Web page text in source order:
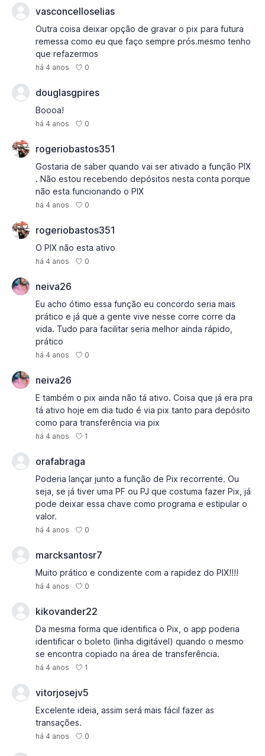
vasconcelloselias
Outra coisa deixar opção de gravar o pix para futura
remessa como eu que faço sempre prós.mesmo tenho
que refazermos
há 4 anos 0
douglasgpires
Boooa!
há 4 anos 0
rogeriobastos351
Gostaria de saber quando vai ser ativado a função PIX
. Não estou recebendo depósitos nesta conta porque
não esta funcionando o PIX
há 4 anos 0
rogeriobastos351
O PIX não esta ativo
há 4 anos 0
neiva26
Eu acho ótimo essa função eu concordo seria mais
prático e já que a gente vive nesse corre corre da
vida. Tudo para facilitar seria melhor ainda rápido,
prático
há 4 anos 0
neiva26
E também o pix ainda não tá ativo. Coisa que já era pra
tá ativo hoje em dia tudo é via pix tanto para depósito
como para transferência via pix
há 4 anos 1
orafabraga
Poderia lançar junto a função de Pix recorrente. Ou
seja, se já tiver uma PF ou PJ que costuma fazer Pix, já
pode deixar essa chave como programa e estipular o
valor.
há 4 anos 0
marcksantosr7
Muito prático e condizente com a rapidez do PIX!!!!
há 4 anos 0
kikovander22
Da mesma forma que identifica o Pix, o app poderia
identificar o boleto (linha digitável) quando o mesmo
se encontra copiado na área de transferência.
há 4 anos 1
vitorjosejv5
Excelente ideia, assim será mais fácil fazer as
transações.
há 4 anos 0